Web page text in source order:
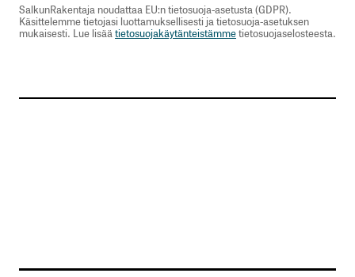
SalkunRakentaja noudattaa EU:n tietosuoja-asetusta (GDPR).
Käsittelemme tietojasi luottamuksellisesti ja tietosuoja-asetuksen
mukaisesti. Lue lisäätietosuojakäytänteistämmetietosuojaselosteesta.